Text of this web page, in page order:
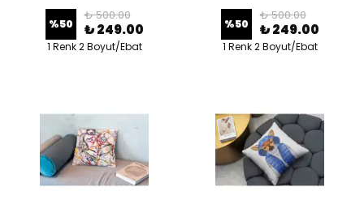
%50
₺ 500.00
₺ 249.00
1 Renk 2 Boyut/Ebat
%50
₺ 500.00
₺ 249.00
1 Renk 2 Boyut/Ebat